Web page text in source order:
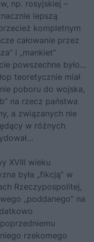
np. rosyjskiej –
lepszą
kompletnym
całowanie przez
i „mankiet”
powszechne było…
teoretycznie miał
poboru do wojska,
na rzecz państwa
a związanych nie
w różnych
XVIII wieku
była „fikcją” w
Rzeczypospolitej,
„poddanego” na
rzekomego